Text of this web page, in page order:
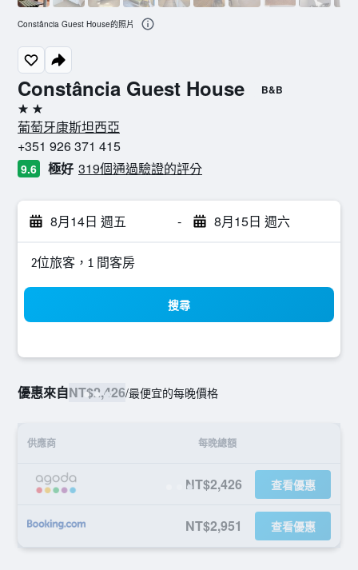
Constância Guest House B&B
2星級
葡萄牙康斯坦西亞
+351 926 371 415
9.6 極好 319個通過驗證的評分
8月14日 週五 - 8月15日 週六
2位旅客，1 間客房
搜尋
優惠來自NT$2,426/最便宜的每晚價格
供應商 每晚總額
NT$2,426 查看優惠
NT$2,951 查看優惠
Constância Guest House的照片